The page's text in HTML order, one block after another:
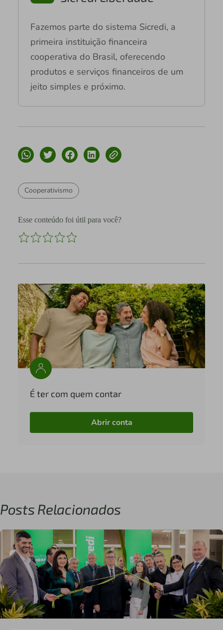
Fazemos parte do sistema Sicredi, a
primeira instituição financeira
cooperativa do Brasil, oferecendo
produtos e serviços financeiros de um
jeito simples e próximo.
Cooperativismo
Esse conteúdo foi útil para você?
É ter com quem contar
Abrir conta
Posts Relacionados